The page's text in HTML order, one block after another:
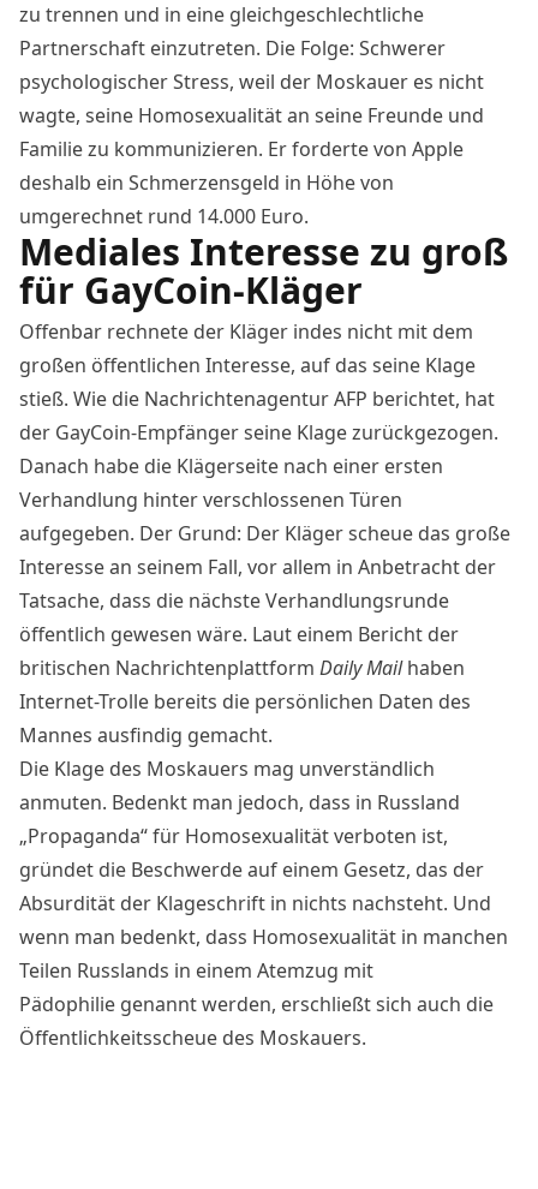
zu trennen und in eine gleichgeschlechtliche
Partnerschaft einzutreten. Die Folge: Schwerer
psychologischer Stress, weil der Moskauer es nicht
wagte, seine Homosexualität an seine Freunde und
Familie zu kommunizieren. Er forderte von Apple
deshalb ein Schmerzensgeld in Höhe von
umgerechnet rund 14.000 Euro.
Mediales Interesse zu groß
für GayCoin-Kläger
Offenbar rechnete der Kläger indes nicht mit dem
großen öffentlichen Interesse, auf das seine Klage
stieß. Wie die Nachrichtenagentur AFP berichtet, hat
der GayCoin-Empfänger seine Klage zurückgezogen.
Danach habe die Klägerseite nach einer ersten
Verhandlung hinter verschlossenen Türen
aufgegeben. Der Grund: Der Kläger scheue das große
Interesse an seinem Fall, vor allem in Anbetracht der
Tatsache, dass die nächste Verhandlungsrunde
öffentlich gewesen wäre. Laut einem Bericht der
britischen Nachrichtenplattform Daily Mailhaben
Internet-Trolle bereits die persönlichen Daten des
Mannes ausfindig gemacht.
Die Klage des Moskauers mag unverständlich
anmuten. Bedenkt man jedoch, dass in Russland
„Propaganda“ für Homosexualität verboten ist,
gründet die Beschwerde auf einem Gesetz, das der
Absurdität der Klageschrift in nichts nachsteht. Und
wenn man bedenkt, dass Homosexualität in manchen
Teilen Russlands in einem Atemzug mit
Pädophilie genannt werden, erschließt sich auch die
Öffentlichkeitsscheue des Moskauers.